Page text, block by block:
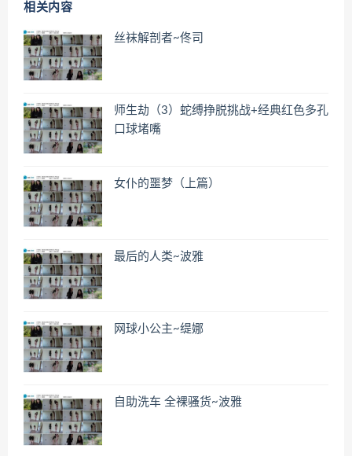
相关内容
丝袜解剖者~佟司
师生劫（3）蛇缚挣脱挑战+经典红色多孔
口球堵嘴
女仆的噩梦（上篇）
最后的人类~波雅
网球小公主~缇娜
自助洗车 全裸骚货~波雅